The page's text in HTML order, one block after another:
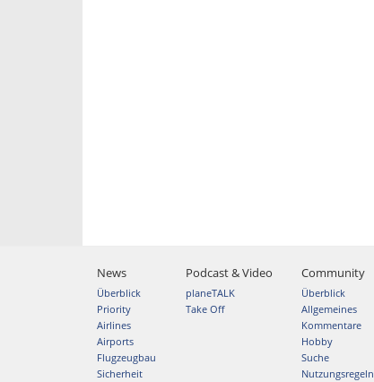
News
Überblick
Priority
Airlines
Airports
Flugzeugbau
Sicherheit
Podcast & Video
planeTALK
Take Off
Community
Überblick
Allgemeines
Kommentare
Hobby
Suche
Nutzungsregeln